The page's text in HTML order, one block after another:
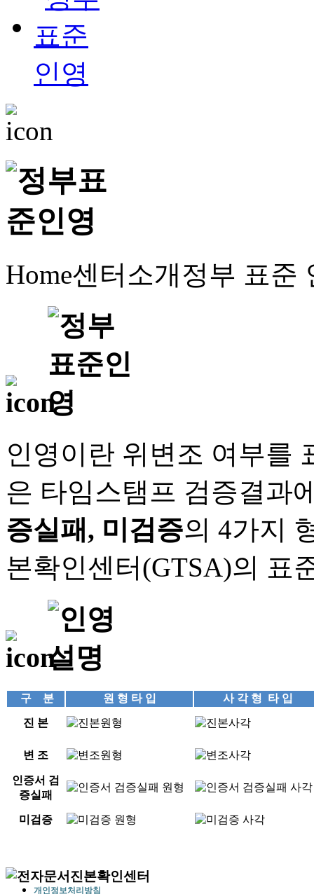
Home센터소개정부 표준
인영이란 위변조 여부를
은 타임스탬프 검증결과
증실패, 미검증의 4가지
본확인센터(GTSA)의 표
구 분 원 형 타 입 사 각 형 타 입
진 본
변 조
인증서 검
증실패
미검증
개인정보처리방침